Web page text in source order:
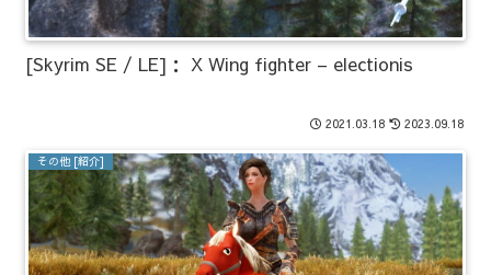
[Skyrim SE / LE]： X Wing fighter – electionis
2021.03.18 2023.09.18
その他 [紹介]